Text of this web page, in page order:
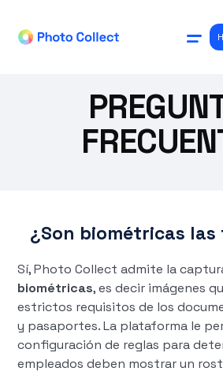
¿Son biométricas
Sí, Photo Collect admite la
biométricas, es decir imágenes
estrictos requisitos de los
y pasaportes. La plataforma le
configuración de reglas para
empleados deben mostrar un